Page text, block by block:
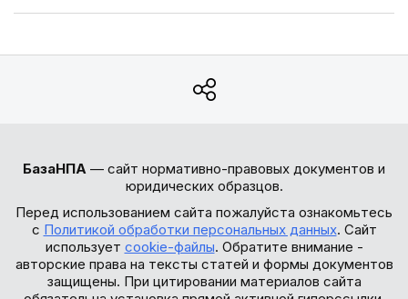
БазаНПА — сайт нормативно-правовых документов и
юридических образцов.
Перед использованием сайта пожалуйста ознакомьтесь
с Политикой обработки персональных данных. Сайт
использует cookie-файлы. Обратите внимание -
авторские права на тексты статей и формы документов
защищены. При цитировании материалов сайта